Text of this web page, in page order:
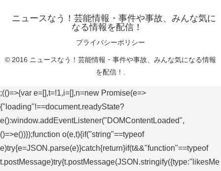
ニュースなう！芸能情報・事件や事故、みんな気に
なる情報を配信！
プライバシーポリシー
© 2016 ニュースなう！芸能情報・事件や事故、みんな気になる情報
を配信！.
;(()=>{var e=[],t=!1,i=[],n=new Promise(e=>
{"loading"!==document.readyState?
e():window.addEventListener("DOMContentLoaded",
()=>e())});function o(e,t){if("string"==typeof
e)try{e=JSON.parse(e)}catch{return}if(t&&"function"==typeof
t.postMessage)try{t.postMessage(JSON.stringify({type:"likesMe